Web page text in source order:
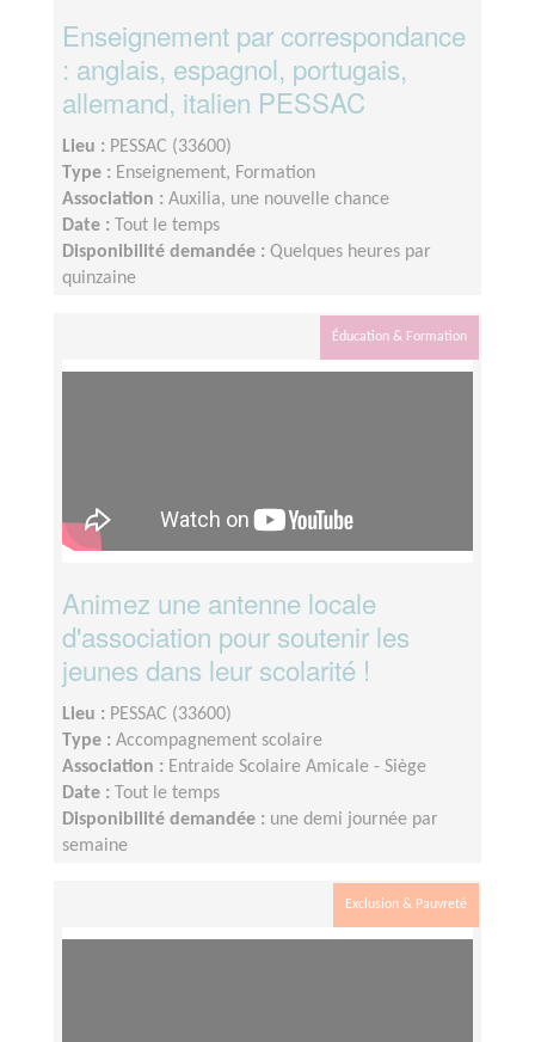
Enseignement par correspondance
: anglais, espagnol, portugais,
allemand, italien PESSAC
Lieu : PESSAC (33600)
Type : Enseignement, Formation
Association : Auxilia, une nouvelle chance
Date :
Tout le temps
Disponibilité demandée : Quelques heures par
quinzaine
Éducation & Formation
Animez une antenne locale
d'association pour soutenir les
jeunes dans leur scolarité !
Lieu : PESSAC (33600)
Type : Accompagnement scolaire
Association : Entraide Scolaire Amicale - Siège
Date :
Tout le temps
Disponibilité demandée : une demi journée par
semaine
Exclusion & Pauvreté